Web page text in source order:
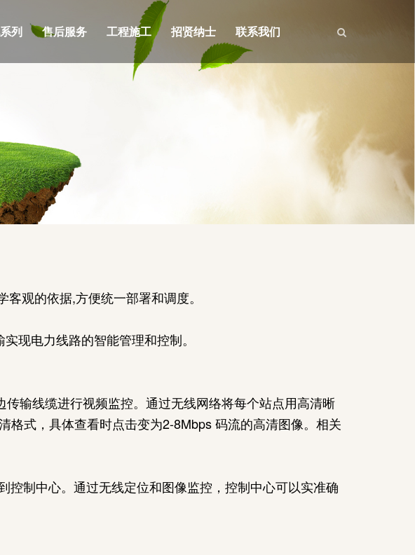
列 售后服务 工程施工 招贤纳士 联系我们
观的依据,方便统一部署和调度。
现电力线路的智能管理和控制。
输线缆进行视频监控。通过无线网络将每个站点用高清晰
格式，具体查看时点击变为2-8Mbps 码流的高清图像。相关
制中心。通过无线定位和图像监控，控制中心可以实准确